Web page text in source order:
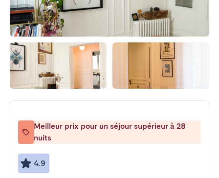
Meilleur prix pour un séjour supérieur à 28
nuits
4.9